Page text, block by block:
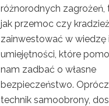
różnorodnych zagrożeń,
jak przemoc czy
zainwestować w wiedzę i
umiejętności, które
nam zadbać o własne
bezpieczeństwo. Oprócz
technik samoobrony,